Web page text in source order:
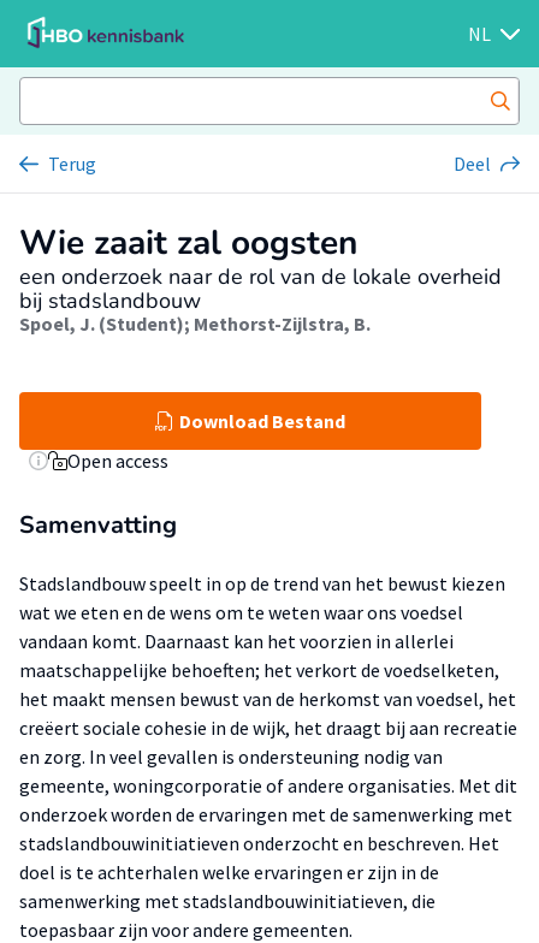
NL
Terug Deel
Wie zaait zal oogsten
een onderzoek naar de rol van de lokale overheid
bij stadslandbouw
Spoel, J. (Student); Methorst-Zijlstra, B.
Download Bestand
Open access
Samenvatting
Stadslandbouw speelt in op de trend van het bewust kiezen
wat we eten en de wens om te weten waar ons voedsel
vandaan komt. Daarnaast kan het voorzien in allerlei
maatschappelijke behoeften; het verkort de voedselketen,
het maakt mensen bewust van de herkomst van voedsel, het
creëert sociale cohesie in de wijk, het draagt bij aan recreatie
en zorg. In veel gevallen is ondersteuning nodig van
gemeente, woningcorporatie of andere organisaties. Met dit
onderzoek worden de ervaringen met de samenwerking met
stadslandbouwinitiatieven onderzocht en beschreven. Het
doel is te achterhalen welke ervaringen er zijn in de
samenwerking met stadslandbouwinitiatieven, die
toepasbaar zijn voor andere gemeenten.